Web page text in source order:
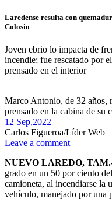
Laredense resulta con
Colosio
Joven ebrio lo impacta de
incendie; fue rescatado por
prensado en el interior
Marco Antonio, de 32 años,
prensado en la cabina de
12 Sep,2022
Carlos Figueroa/Líder Web
Leave a comment
NUEVO LAREDO,
grado en un 50 por ciento
camioneta, al incendiarse la
vehículo, manejado por una